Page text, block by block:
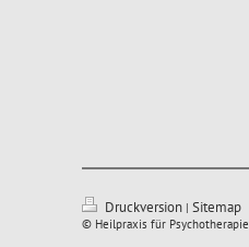
Druckversion | Sitemap
© Heilpraxis für Psychotherapie